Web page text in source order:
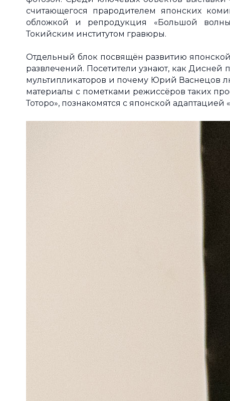
считающегося прародителем японских
обложкой и репродукция «Большой
Токийским институтом гравюры.
Отдельный блок посвящён развитию
развлечений. Посетители узнают, как Дисней
мультипликаторов и почему Юрий Васнецов
материалы с пометками режиссёров таких
Тоторо», познакомятся с японской адаптацией